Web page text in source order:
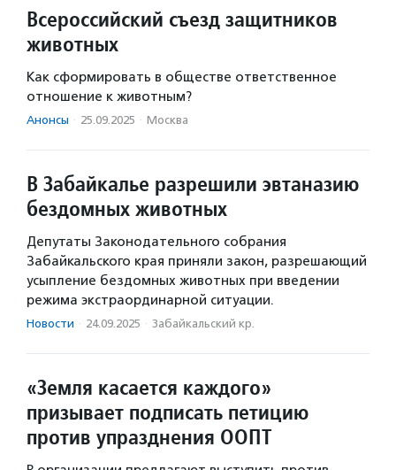
Всероссийский съезд защитников
животных
Как сформировать в обществе ответственное
отношение к животным?
Анонсы · 25.09.2025 · Москва
В Забайкалье разрешили эвтаназию
бездомных животных
Депутаты Законодательного собрания
Забайкальского края приняли закон, разрешающий
усыпление бездомных животных при введении
режима экстраординарной ситуации.
Новости · 24.09.2025 · Забайкальский кр.
«Земля касается каждого»
призывает подписать петицию
против упразднения ООПТ